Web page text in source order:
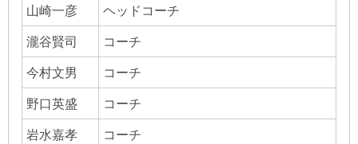
山崎一彦
ヘッドコーチ
瀧谷賢司
コーチ
今村文男
コーチ
野口英盛
コーチ
岩水嘉孝
コーチ